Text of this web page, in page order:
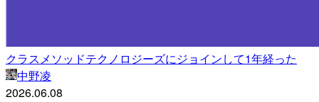
クラスメソッドテクノロジーズにジョインして1年経った
中野凌
2026.06.08